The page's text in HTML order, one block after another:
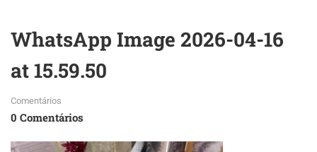
WhatsApp Image 2026-04-16
at 15.59.50
Comentários
0 Comentários